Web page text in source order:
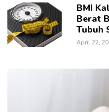
BMI
Berat
Tubuh
April 22,